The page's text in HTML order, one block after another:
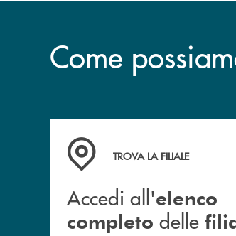
Come
Accedi all' elenco completo
TROVA LA FILIALE
Accedi all'elenco
completo delle